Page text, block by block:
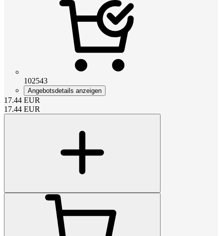
102543
Angebotsdetails anzeigen
17.44 EUR
17.44 EUR